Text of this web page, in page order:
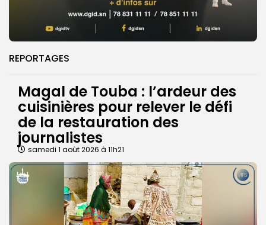
REPORTAGES
Magal de Touba : l’ardeur des
cuisinières pour relever le défi
de la restauration des
journalistes
samedi 1 août 2026 à 11h21